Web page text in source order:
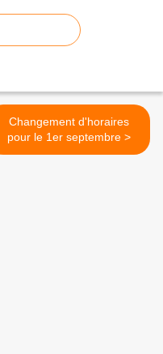
Changement d'horaires
pour le 1er septembre >